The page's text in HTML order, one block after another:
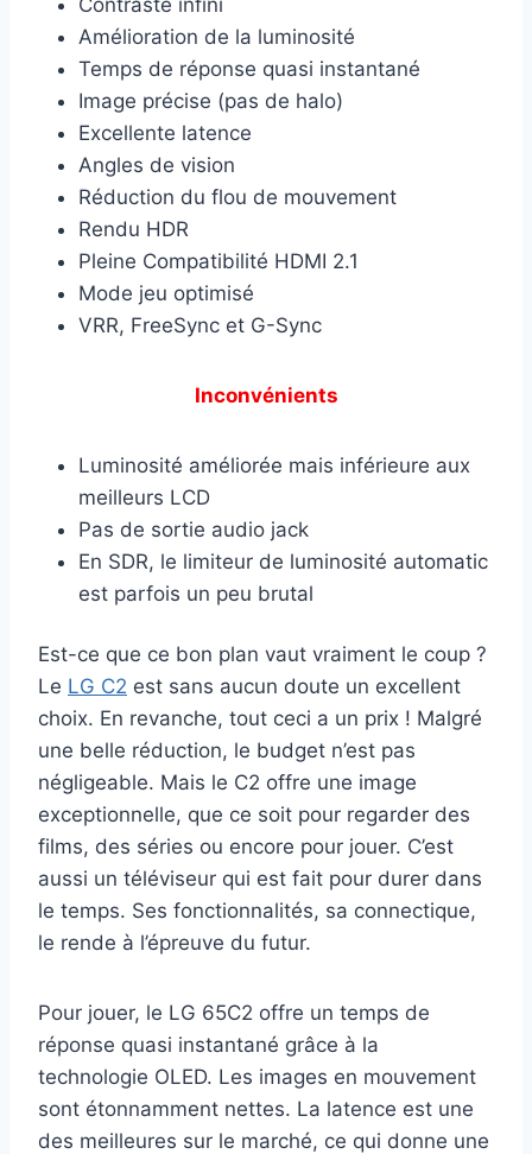
Amélioration de la luminosité
Temps de réponse quasi instantané
Image précise (pas de halo)
Excellente latence
Angles de vision
Réduction du flou de mouvement
Rendu HDR
Pleine Compatibilité HDMI 2.1
Mode jeu optimisé
VRR, FreeSync et G-Sync
Inconvénients
Luminosité améliorée mais inférieure aux
meilleurs LCD
Pas de sortie audio jack
En SDR, le limiteur de luminosité automatic
est parfois un peu brutal
Est-ce que ce bon plan vaut vraiment le coup ?
Le LG C2 est sans aucun doute un excellent
choix. En revanche, tout ceci a un prix ! Malgré
une belle réduction, le budget n’est pas
négligeable. Mais le C2 offre une image
exceptionnelle, que ce soit pour regarder des
films, des séries ou encore pour jouer. C’est
aussi un téléviseur qui est fait pour durer dans
le temps. Ses fonctionnalités, sa connectique,
le rende à l’épreuve du futur.
Pour jouer, le LG 65C2 offre un temps de
réponse quasi instantané grâce à la
technologie OLED. Les images en mouvement
sont étonnamment nettes. La latence est une
des meilleures sur le marché, ce qui donne une